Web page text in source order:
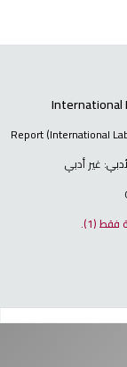
International
Report (International
غير أدبي
فقط(1).